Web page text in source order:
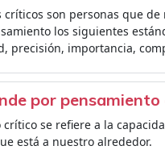
críticos son personas que
los siguientes
precisión, importancia,
por
crítico se refiere a la
está a nuestro alrededor.